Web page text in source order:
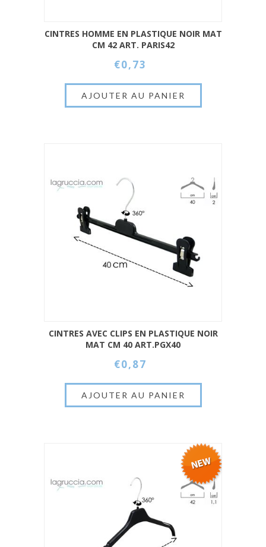
CINTRES HOMME EN PLASTIQUE NOIR MAT
CM 42 ART. PARIS42
€0,73
CINTRES AVEC CLIPS EN PLASTIQUE NOIR
MAT CM 40 ART.PGX40
€0,87